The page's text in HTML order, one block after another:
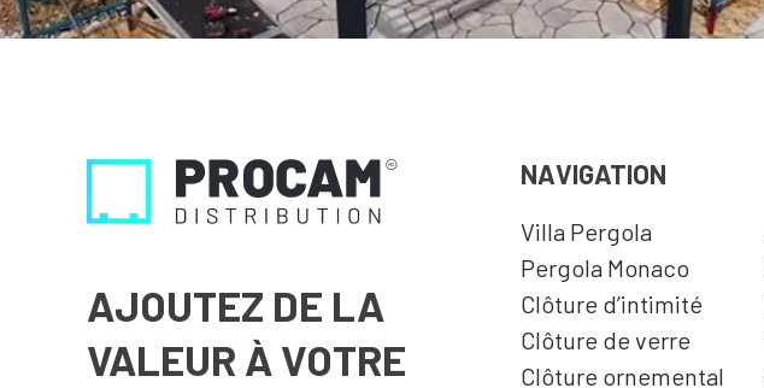
AJOUTEZ DE LA
VALEUR À VOTRE
NAVIGATION
Villa Pergola
Pergola Monaco
Clôture d’intimité
Clôture de verre
Clôture ornemental